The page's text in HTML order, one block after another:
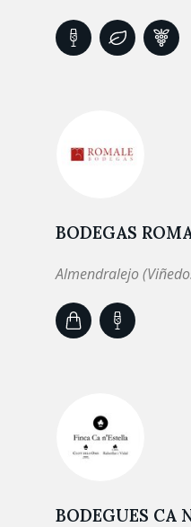
BODEGAS
Almendralejo
BODEGUES CA